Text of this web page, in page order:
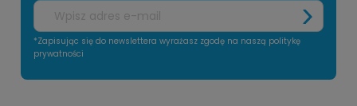
*Zapisując się do newslettera wyrażasz zgodę na naszą politykę
prywatności